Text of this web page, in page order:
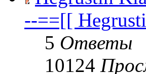
--==[[
5 Ответы
10124